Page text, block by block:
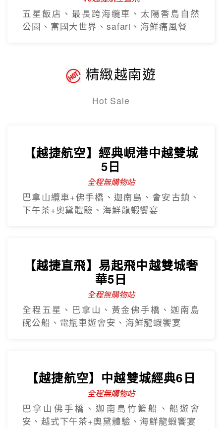
五星飯店、最長跨海纜車、太陽香島自然
公園、富國大世界、safari、海鮮痛風餐
精緻越南遊
Hot Sale
【越捷航空】經典峴港中越雙城
5日
全程無購物站
巴拿山纜車+佛手橋、迦南島、會安古鎮、
下午茶+奧黛體驗、海鮮龍蝦饗宴
【越捷直飛】易起飛中越雙城奢
華5日
全程無購物站
全程五星、巴拿山、黃金佛手橋、迦南島
碗公船、電瓶車遊會安、海鮮龍蝦饗宴
【越捷航空】中越雙城經典6日
全程無購物站
巴拿山佛手橋、迦南島竹籃船、船遊會
安、越式下午茶+奧黛體驗、海鮮龍蝦饗宴